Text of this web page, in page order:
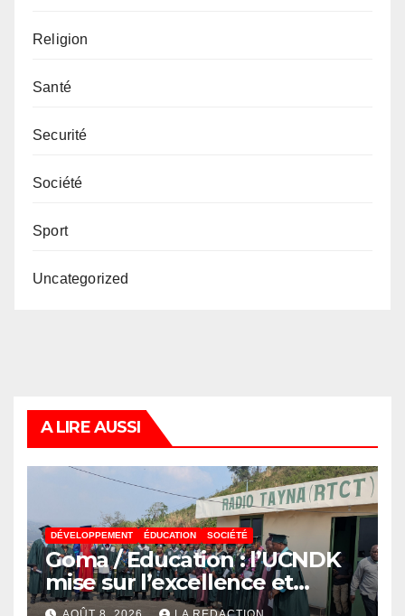
Religion
Santé
Securité
Société
Sport
Uncategorized
A LIRE AUSSI
DÉVELOPPEMENT ÉDUCATION SOCIÉTÉ
Goma / Education : l’UCNDK
mise sur l’excellence et
l’employabilité des jeunes